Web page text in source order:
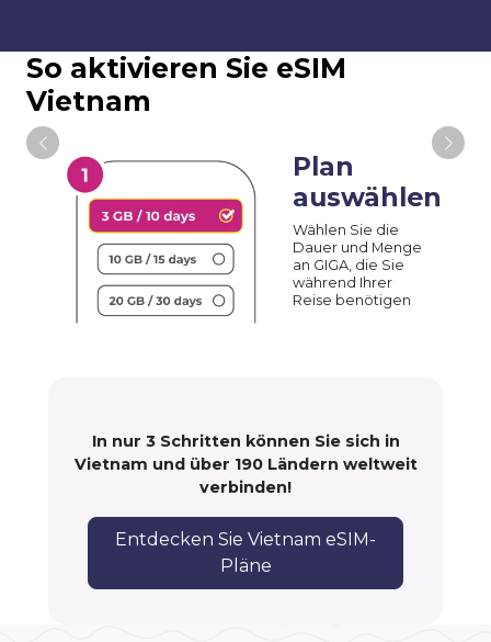
So aktivieren Sie eSIM
Vietnam
Plan
auswählen
Wählen Sie die
Dauer und Menge
an GIGA, die Sie
während Ihrer
Reise benötigen
In nur 3 Schritten können Sie sich in
Vietnam und über 190 Ländern weltweit
verbinden!
Entdecken Sie Vietnam eSIM-
Pläne